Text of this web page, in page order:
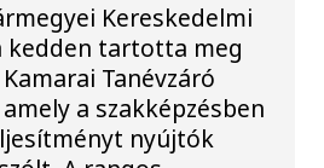
Kereskedelmi
kedden tartotta meg
Tanévzáró
a szakképzésben
nyújtók